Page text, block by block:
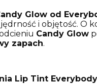
Glow od
i objętość. O
Candy Glow
zapach.
Lip Tint